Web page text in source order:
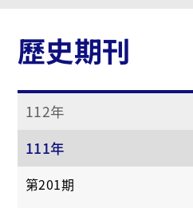
歷史期刊
112年
111年
第201期